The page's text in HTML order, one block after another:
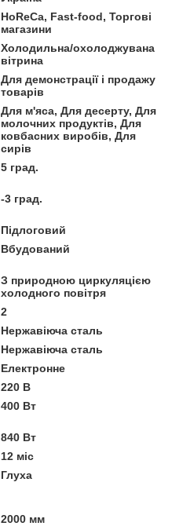
HoReCa, Fast-food, Торгові
магазини
Холодильна/охолоджувана
вітрина
Для демонстрації і продажу
товарів
Для м'яса, Для десерту, Для
молочних продуктів, Для
ковбасних виробів, Для
сирів
5 град.
-3 град.
Підлоговий
Вбудований
З природною циркуляцією
холодного повітря
2
Нержавіюча сталь
Нержавіюча сталь
Електронне
220 В
400 Вт
840 Вт
12 міс
Глуха
2000 мм